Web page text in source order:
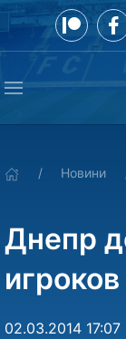
Новини
Днепр
игроков
02.03.2014 17:07